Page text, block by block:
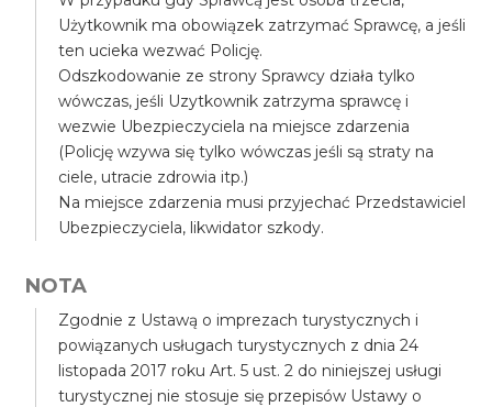
Użytkownik ma obowiązek zatrzymać Sprawcę, a jeśli
ten ucieka wezwać Policję.
Odszkodowanie ze strony Sprawcy działa tylko
wówczas, jeśli Uzytkownik zatrzyma sprawcę i
wezwie Ubezpieczyciela na miejsce zdarzenia
(Policję wzywa się tylko wówczas jeśli są straty na
ciele, utracie zdrowia itp.)
Na miejsce zdarzenia musi przyjechać Przedstawiciel
Ubezpieczyciela, likwidator szkody.
NOTA
Zgodnie z Ustawą o imprezach turystycznych i
powiązanych usługach turystycznych z dnia 24
listopada 2017 roku Art. 5 ust. 2 do niniejszej usługi
turystycznej nie stosuje się przepisów Ustawy o